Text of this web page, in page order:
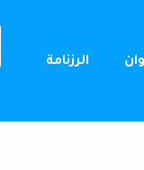
الرزنامة